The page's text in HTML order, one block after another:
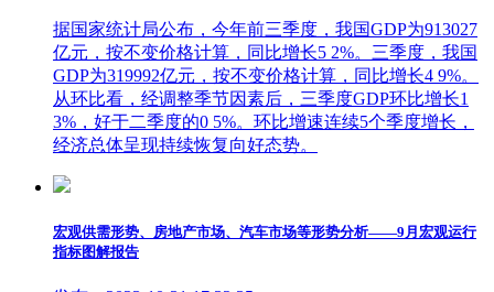
据国家统计局公布，今年前三季度，我国GDP为913027
亿元，按不变价格计算，同比增长5 2%。三季度，我国
GDP为319992亿元，按不变价格计算，同比增长4 9%。
从环比看，经调整季节因素后，三季度GDP环比增长1
3%，好于二季度的0 5%。环比增速连续5个季度增长，
经济总体呈现持续恢复向好态势。
宏观供需形势、房地产市场、汽车市场等形势分析——9月宏观运行
指标图解报告